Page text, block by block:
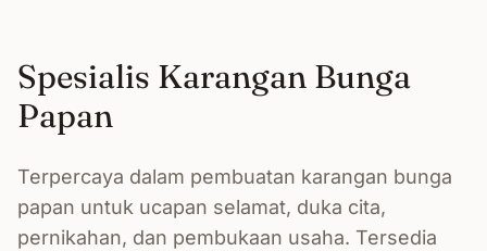
Spesialis Karangan Bunga
Papan
Terpercaya dalam pembuatan karangan bunga
papan untuk ucapan selamat, duka cita,
pernikahan, dan pembukaan usaha. Tersedia